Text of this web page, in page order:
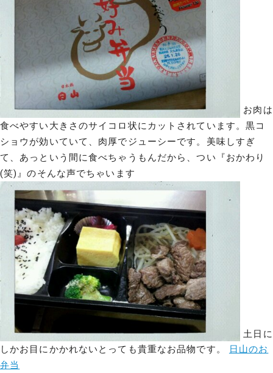
お肉は
食べやすい大きさのサイコロ状にカットされています。黒コ
ショウが効いていて、肉厚でジューシーです。美味しすぎ
て、あっという間に食べちゃうもんだから、つい『おかわり
(笑)』のそんな声でちゃいます
土日に
しかお目にかかれないとっても貴重なお品物です。
日山のお
弁当